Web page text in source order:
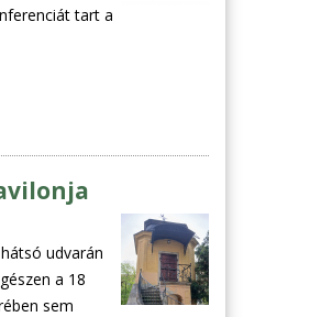
tart a
udvarán
a 18
sem